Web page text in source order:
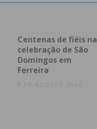
Centenas de fiéis na
celebração de São
Domingos em
Ferreira
9 DE AGOSTO 2026